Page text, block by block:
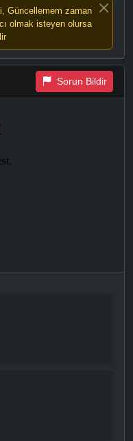
Güncellemem zaman
olmak isteyen olursa
Sorun Bildir